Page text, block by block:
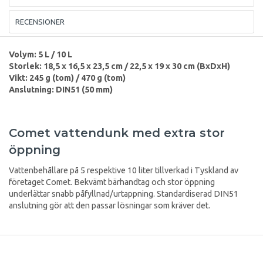
RECENSIONER
Volym: 5 L / 10 L
Storlek: 18,5 x 16,5 x 23,5 cm / 22,5 x 19 x 30 cm (BxDxH)
Vikt: 245 g (tom) / 470 g (tom)
Anslutning: DIN51 (50 mm)
Comet vattendunk med extra stor
öppning
Vattenbehållare på 5 respektive 10 liter tillverkad i Tyskland av
företaget Comet. Bekvämt bärhandtag och stor öppning
underlättar snabb påfyllnad/urtappning. Standardiserad DIN51
anslutning gör att den passar lösningar som kräver det.